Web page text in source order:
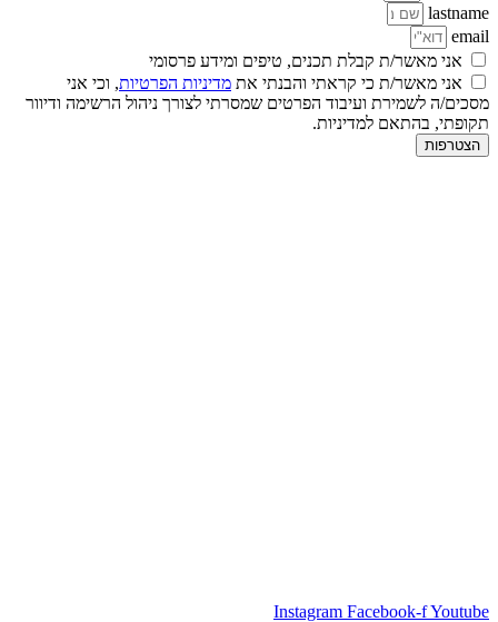
lastname
email
אני מאשר/ת קבלת תכנים, טיפים ומידע פרסומי
אני מאשר/ת כי קראתי והבנתי את מדיניות הפרטיות, וכי אני
מסכים/ה לשמירת ועיבוד הפרטים שמסרתי לצורך ניהול הרשימה ודיוור
תקופתי, בהתאם למדיניות.
הצטרפות
Instagram Facebook-fYoutube